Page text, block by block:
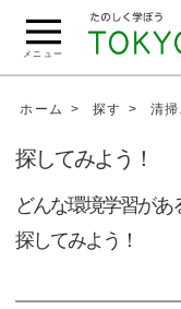
ペ
の
へ
メニュー
ホーム 探す 清
探してみよう！
どんな環境学習があ
探してみよう！